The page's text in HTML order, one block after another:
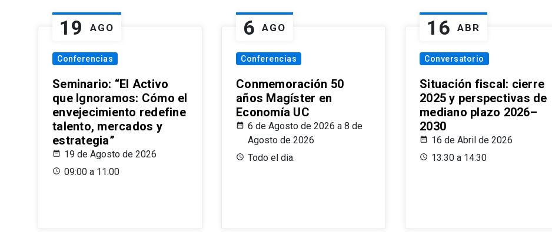
19 AGO
Conferencias
Seminario: “El Activo
que Ignoramos: Cómo el
envejecimiento redefine
talento, mercados y
estrategia”
19 de Agosto de 2026
09:00 a 11:00
6 AGO
Conferencias
Conmemoración 50
años Magíster en
Economía UC
6 de Agosto de 2026 a 8 de
Agosto de 2026
Todo el dia.
16 ABR
Conversatorio
Situación fiscal: cierre
2025 y perspectivas de
mediano plazo 2026–
2030
16 de Abril de 2026
13:30 a 14:30